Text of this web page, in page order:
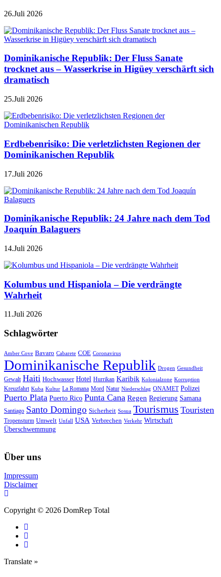
26.Juli 2026
Dominikanische Republik: Der Fluss Sanate
trocknet aus – Wasserkrise in Higüey verschärft sich
dramatisch
25.Juli 2026
Erdbebenrisiko: Die verletzlichsten Regionen der
Dominikanischen Republik
17.Juli 2026
Dominikanische Republik: 24 Jahre nach dem Tod
Joaquín Balaguers
14.Juli 2026
Kolumbus und Hispaniola – Die verdrängte
Wahrheit
11.Juli 2026
Schlagwörter
Amber Cove Bavaro Cabarete COE Coronavirus
Dominikanische Republik Drogen Gesundheit
Gewalt Haiti Hochwasser Hotel Hurrikan Karibik Kolonialzone Korruption
Kreuzfahrt Kuba Kultur La Romana Mord Natur Niederschlag ONAMET Polizei
Puerto Plata Puerto Rico Punta Cana Regen Regierung Samana
Santiago Santo Domingo Sicherheit Sosua Tourismus Touristen
Tropensturm Umwelt Unfall USA Verbrechen Verkehr Wirtschaft
Überschwemmung
Über uns
Impressum
Disclaimer
Copyright © 2026 DomRep Total
Translate »